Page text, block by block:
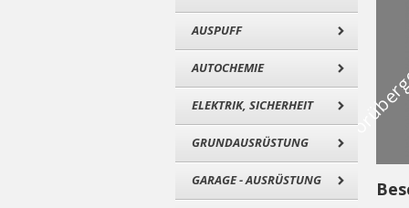
AUSPUFF
AUTOCHEMIE
ELEKTRIK, SICHERHEIT
GRUNDAUSRÜSTUNG
GARAGE - AUSRÜSTUNG